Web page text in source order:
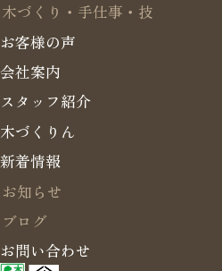
木づくり・手仕事・技
お客様の声
会社案内
スタッフ紹介
木づくりん
新着情報
お知らせ
ブログ
お問い合わせ